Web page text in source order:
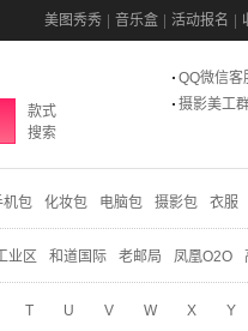
美图秀秀 音乐盒 活动报名
款式
搜索
QQ微信
摄影美工
机包 化妆包 电脑包 摄影包 衣服
业区 和道国际 老邮局 凤凰O2O
T U V W X Y